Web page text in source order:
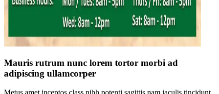
Mauris rutrum nunc lorem tortor morbi ad
adipiscing ullamcorper
Metus amet inceptos class nibh potenti sagittis nam iaculis tincidunt